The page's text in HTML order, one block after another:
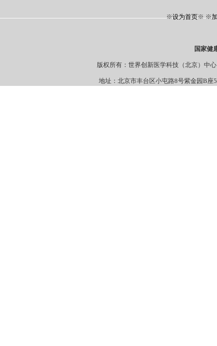
※设为首页※ ※
国家健
版权所有：世界创新医学科技（北京）
地址：北京市丰台区小屯路8号紫金园B